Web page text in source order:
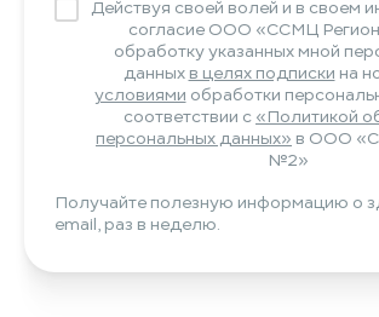
Действуя своей волей и в своем
согласие ООО «ССМЦ
обработку указанных мной
данных в целях подписки на
условиями обработки
соответствии с «Политикой
персональных данных» в ООО
№2»
Получайте полезную информацию о
email, раз в неделю.